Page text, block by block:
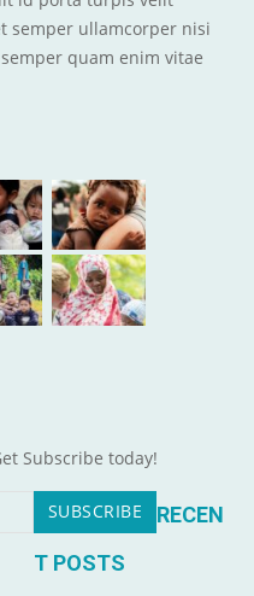
semper ullamcorper nisi
quam enim vitae
Subscribe today!
RECEN
T POSTS